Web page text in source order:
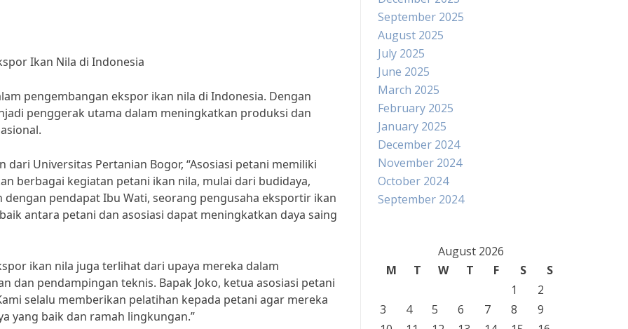
Ikan Nila di Indonesia
pengembangan ekspor ikan nila di Indonesia. Dengan
penggerak utama dalam meningkatkan produksi dan
Universitas Pertanian Bogor, “Asosiasi petani memiliki
berbagai kegiatan petani ikan nila, mulai dari budidaya,
dengan pendapat Ibu Wati, seorang pengusaha eksportir ikan
antara petani dan asosiasi dapat meningkatkan daya saing
ikan nila juga terlihat dari upaya mereka dalam
dan pendampingan teknis. Bapak Joko, ketua asosiasi petani
selalu memberikan pelatihan kepada petani agar mereka
yang baik dan ramah lingkungan.”
September 2025
August 2025
July 2025
June 2025
March 2025
February 2025
January 2025
December 2024
November 2024
October 2024
September 2024
August 2026
M
T W T F S
S
1
2
3
4 5 6 7 8
9